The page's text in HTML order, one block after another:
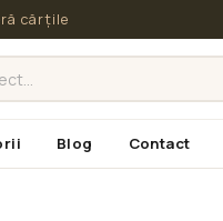
cărțile
Blog Contact